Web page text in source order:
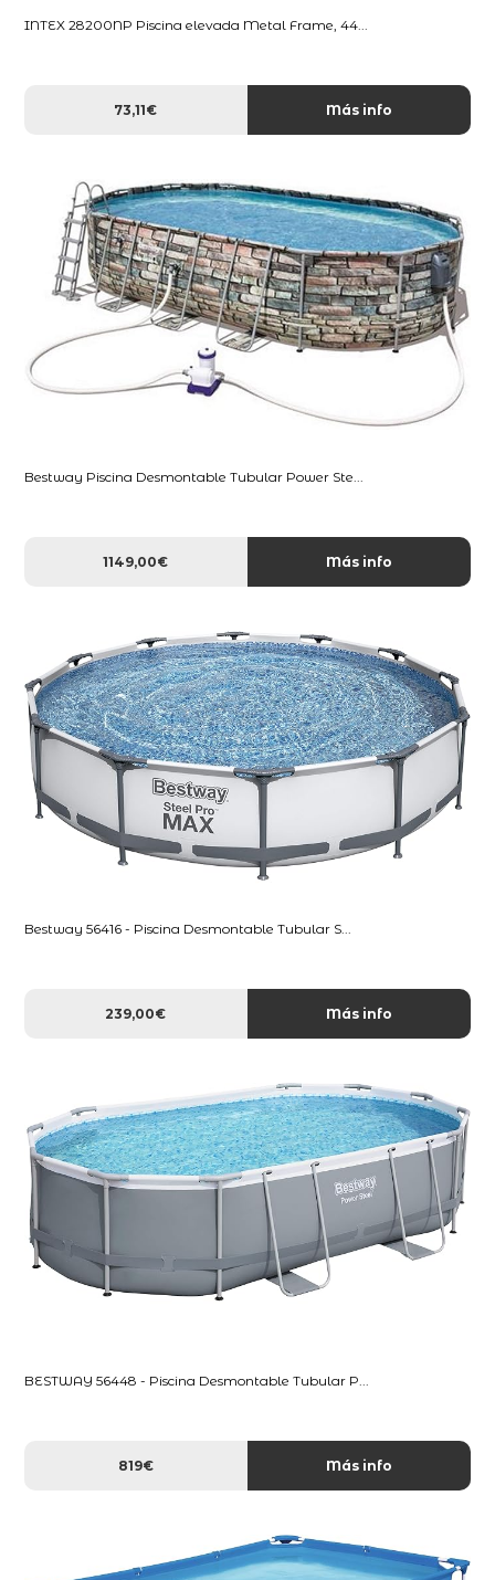
INTEX 28200NP Piscina elevada Metal Frame, 44...
73,11€ Más info
Bestway Piscina Desmontable Tubular Power Ste...
1149,00€ Más info
Bestway 56416 - Piscina Desmontable Tubular S...
239,00€ Más info
BESTWAY 56448 - Piscina Desmontable Tubular P...
819€ Más info